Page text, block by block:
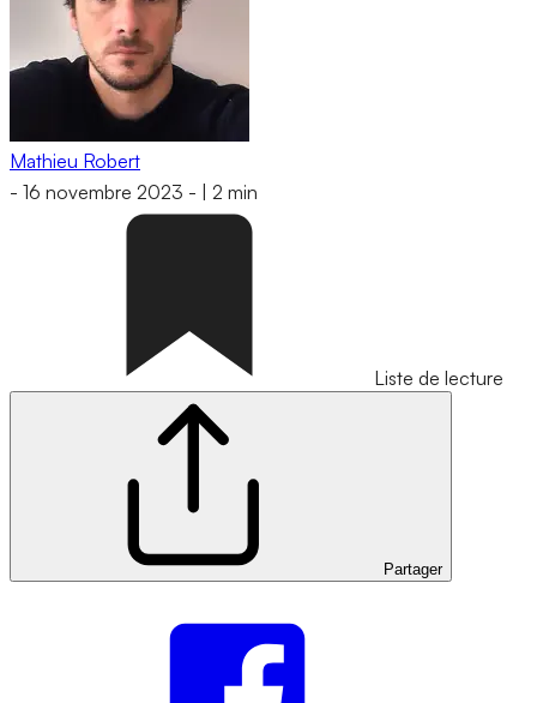
Mathieu Robert
- 16 novembre 2023 - 2 min
Liste de lecture
Partager